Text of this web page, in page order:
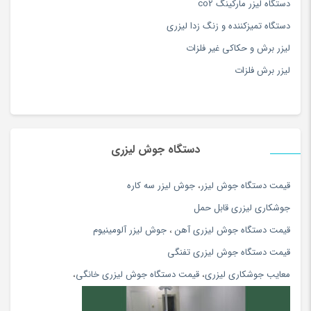
آویز (173)
آویز سرپرده سنتی(15)
آینه (180)
ابزار مراقبت پا(180)
ابزار همه کاره برقی و شارژی(180)
اپل
اتو بخار و پرسی
اتو مو و حالت دهنده
اچ پی hp
(56)
ادویه و چاشنی محلی(81)
دستگاه لیزر مارکینگ co2
دستگاه تمیزکننده و زنگ زدا لیزری
لیزر برش و حکاکی غیر فلزات
لیزر برش فلزات
دستگاه جوش لیزری
قيمت دستگاه جوش ليزر، جوش ليزر سه كاره
جوشكاري ليزري قابل حمل
قیمت دستگاه جوش لیزری آهن ، جوش لیزر آلومینیوم
قیمت دستگاه جوش لیزری تفنگی
معایب جوشکاری لیزری، قیمت دستگاه جوش لیزری خانگی،
انعطاف پذیر، یکپارچه سازی آسان و پیکربندی
اختیاری: نشانه گذاری سر با سیستم بینایی یکپارچه